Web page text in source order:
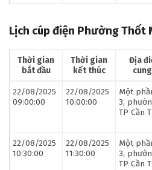
Lịch cúp điện Phường Thốt
Thời gian
bắt đầu
Thời gian
kết thúc
Địa
22/08/2025
09:00:00
22/08/2025
10:00:00
Một
3,
TP Cần
22/08/2025
10:30:00
22/08/2025
11:30:00
Một
3,
TP Cần